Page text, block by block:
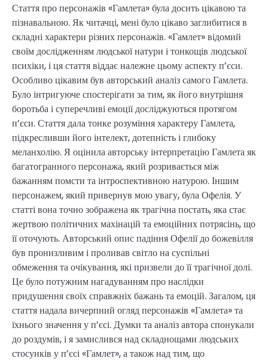
Стаття про персонажів «Гамлета» була досить цікавою та
пізнавальною. Як читачці, мені було цікаво заглибитися в
складні характери різних персонажів. «Гамлет» відомий
своїм дослідженням людської натури і тонкощів людської
психіки, і ця стаття віддає належне цьому аспекту п’єси.
Особливо цікавим був авторський аналіз самого Гамлета.
Було інтригуюче спостерігати за тим, як його внутрішня
боротьба і суперечливі емоції досліджуються протягом
п’єси. Стаття дала тонке розуміння характеру Гамлета,
підкресливши його інтелект, дотепність і глибоку
меланхолію. Я оцінила авторську інтерпретацію Гамлета як
багатогранного персонажа, який розривається між
бажанням помсти та інтроспективною натурою. Іншим
персонажем, який привернув мою увагу, була Офелія. У
статті вона точно зображена як трагічна постать, яка стає
жертвою політичних махінацій та емоційних потрясінь, що
її оточують. Авторський опис падіння Офелії до божевілля
був пронизливим і проливав світло на суспільні
обмеження та очікування, які призвели до її трагічної долі.
Це було потужним нагадуванням про наслідки
придушення своїх справжніх бажань та емоцій. Загалом, ця
стаття надала вичерпний огляд персонажів «Гамлета» та
їхнього значення у п’єсі. Думки та аналіз автора спонукали
до роздумів, і я замислився над складнощами людських
стосунків у п’єсі «Гамлет», а також над тим, що